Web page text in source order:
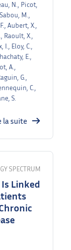
N., Picot,
M.,
Aubert, X.,
X.,
Eloy, C.,
E.,
A.,
G.,
C.,
S.
la suite
SPECTRUM
Linked